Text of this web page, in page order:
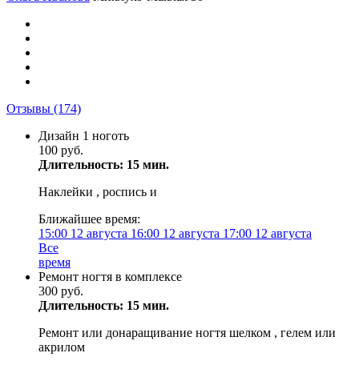
Отзывы (174)
Дизайн 1 ноготь
100 руб.
Длительность: 15 мин.
Наклейки , роспись и
Ближайшее время:
15:00 12 августа 16:00 12 августа 17:00 12 августа
Все
время
Ремонт ногтя в комплексе
300 руб.
Длительность: 15 мин.
Ремонт или донаращивание ногтя шелком , гелем или
акрилом